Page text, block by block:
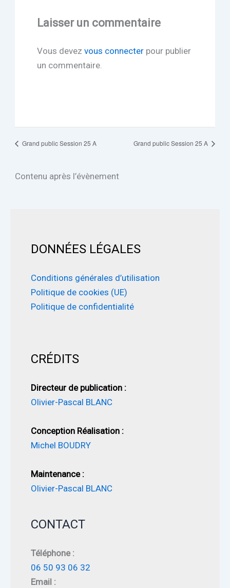
Laisser un commentaire
Vous devez vous connecterpour publier
un commentaire.
Grand public Session 25 A Grand public Session 25 A
Contenu après l’évènement
DONNÉES LÉGALES
Conditions générales d’utilisation
Politique de cookies (UE)
Politique de confidentialité
CRÉDITS
Directeur de publication :
Olivier-Pascal BLANC
Conception Réalisation :
Michel BOUDRY
Maintenance :
Olivier-Pascal BLANC
CONTACT
Téléphone :
06 50 93 06 32
Email :